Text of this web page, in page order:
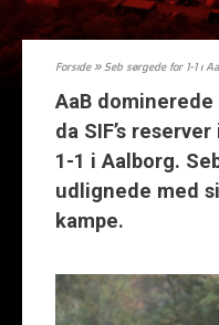
Forside»Seb sørgede for 1-1 i
AaB
da SIF’s
1-1 i Aalborg.
udlignede med
kampe.